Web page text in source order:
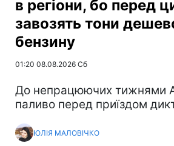
в регіони, бо перед
завозять тони
бензину
01:20 08.08.2026 Сб
До непрацюючих тижнями
паливо перед приїздом
ЮЛІЯ МАЛОВІЧКО